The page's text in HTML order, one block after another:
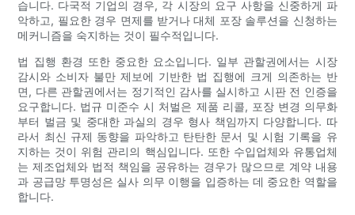
습니다. 다국적 기업의 경우, 각 시장의 요구 사항을 신중하게 파
악하고, 필요한 경우 면제를 받거나 대체 포장 솔루션을 신청하는
메커니즘을 숙지하는 것이 필수적입니다.
법 집행 환경 또한 중요한 요소입니다. 일부 관할권에서는 시장
감시와 소비자 불만 제보에 기반한 법 집행에 크게 의존하는 반
면, 다른 관할권에서는 정기적인 감사를 실시하고 시판 전 인증을
요구합니다. 법규 미준수 시 처벌은 제품 리콜, 포장 변경 의무화
부터 벌금 및 중대한 과실의 경우 형사 책임까지 다양합니다. 따
라서 최신 규제 동향을 파악하고 탄탄한 문서 및 시험 기록을 유
지하는 것이 위험 관리의 핵심입니다. 또한 수입업체와 유통업체
는 제조업체와 법적 책임을 공유하는 경우가 많으므로 계약 내용
과 공급망 투명성은 실사 의무 이행을 입증하는 데 중요한 역할을
합니다.